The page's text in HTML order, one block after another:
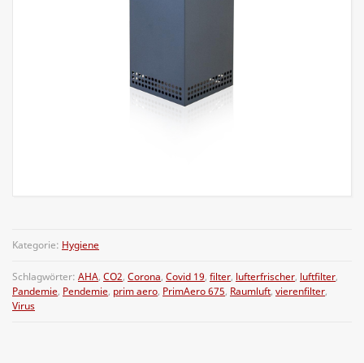
Kategorie: Hygiene
Schlagwörter: AHA, CO2, Corona, Covid 19, filter, lufterfrischer, luftfilter,
Pandemie, Pendemie, prim aero, PrimAero 675, Raumluft, vierenfilter,
Virus